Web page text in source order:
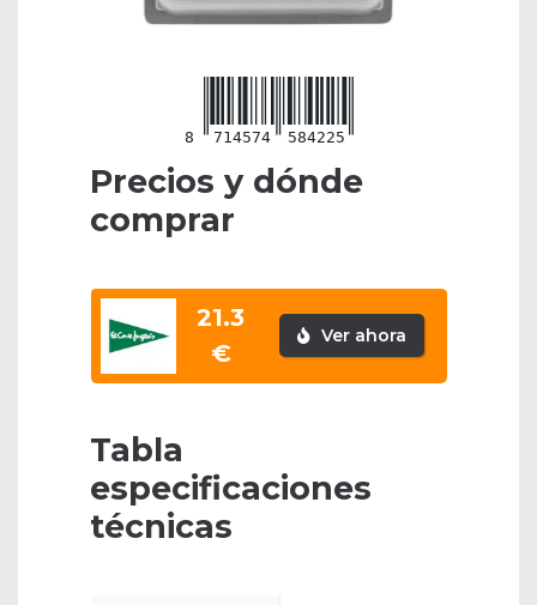
8 714574 584225
Precios y dónde
comprar
21.3
€
Ver ahora
Tabla
especificaciones
técnicas